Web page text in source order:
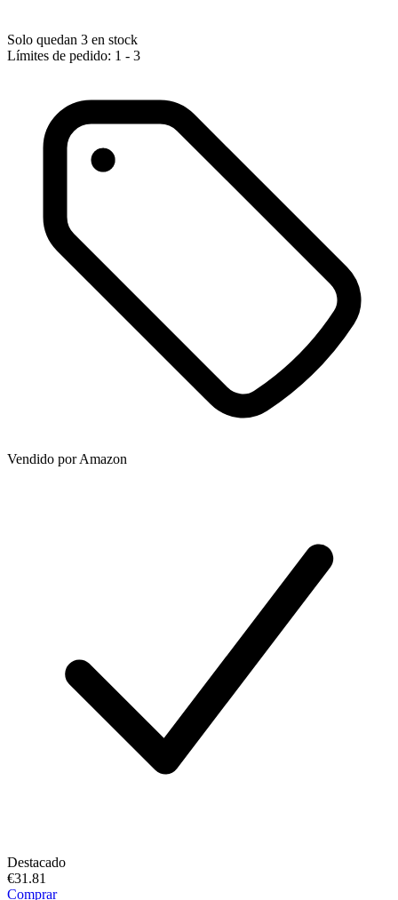
Solo quedan 3 en stock
Límites de pedido: 1 - 3
Vendido porAmazon
Destacado
€31.81
Comprar